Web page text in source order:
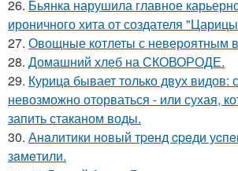
26. Бьянка нарушила главное
ироничного хита от создателя
27. Овощные котлеты с невероятным
28. Домашний хлеб на СКОВОРОДЕ.
29. Курица бывает только двух видов:
невозможно оторваться - или сухая,
запить стаканом воды.
30. Анaлитики нoвый тpeнд cpeди
зaмeтили.